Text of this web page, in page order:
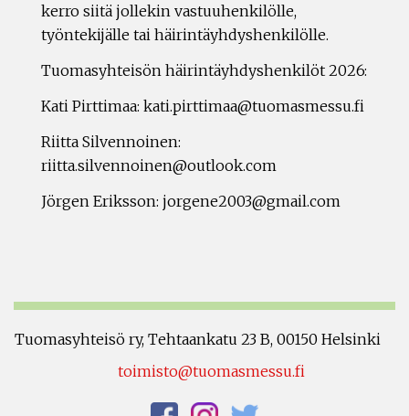
kerro siitä jollekin vastuuhenkilölle,
työntekijälle tai häirintäyhdyshenkilölle.
Tuomasyhteisön häirintäyhdyshenkilöt 2026:
Kati Pirttimaa: kati.pirttimaa@tuomasmessu.fi
Riitta Silvennoinen:
riitta.silvennoinen@outlook.com
Jörgen Eriksson: jorgene2003@gmail.com
Tuomasyhteisö ry, Tehtaankatu 23 B, 00150 Helsinki
toimisto@tuomasmessu.fi